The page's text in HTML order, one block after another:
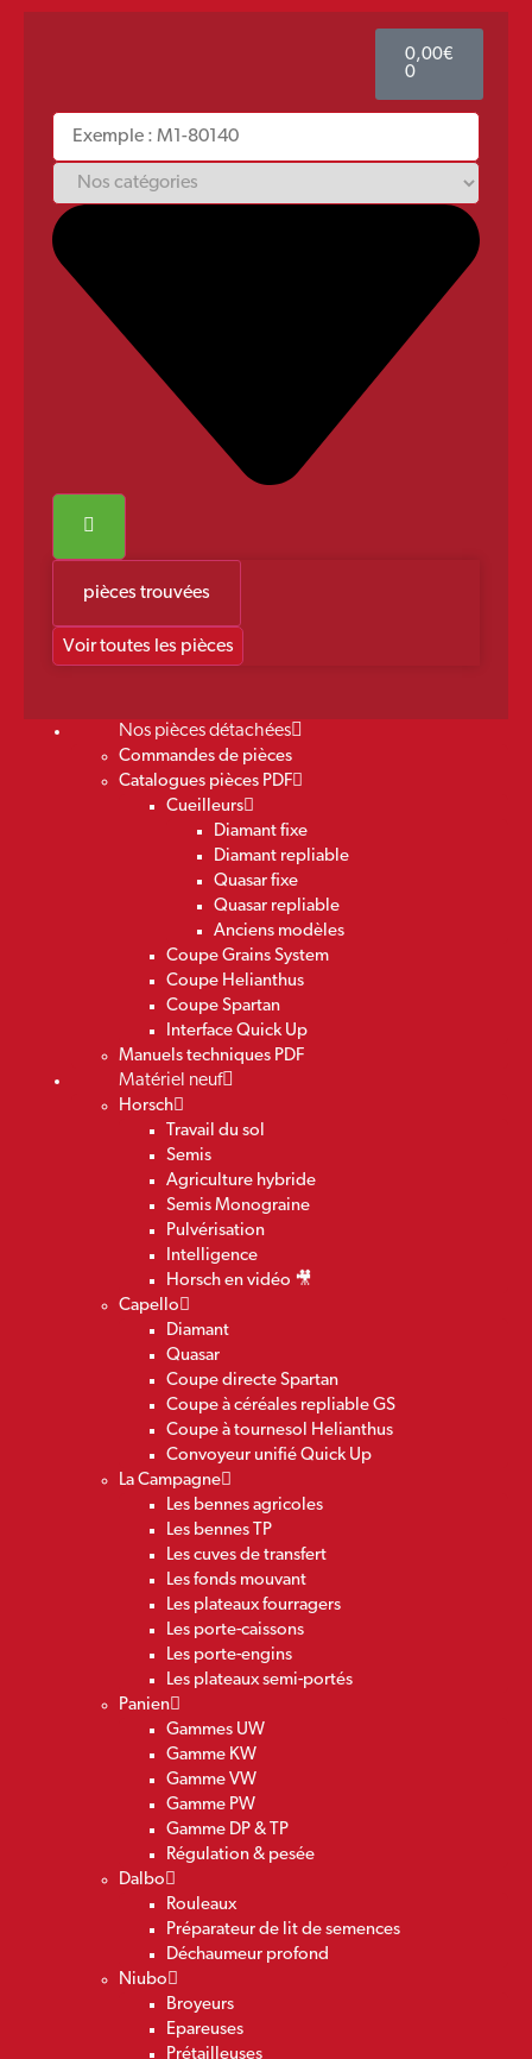
0,00€
0
pièces trouvées
Voir toutes les pièces
Nos pièces détachées
Commandes de pièces
Catalogues pièces PDF
Cueilleurs
Diamant fixe
Diamant repliable
Quasar fixe
Quasar repliable
Anciens modèles
Coupe Grains System
Coupe Helianthus
Coupe Spartan
Interface Quick Up
Manuels techniques PDF
Matériel neuf
Horsch
Travail du sol
Semis
Agriculture hybride
Semis Monograine
Pulvérisation
Intelligence
Horsch en vidéo 🎥
Capello
Diamant
Quasar
Coupe directe Spartan
Coupe à céréales repliable GS
Coupe à tournesol Helianthus
Convoyeur unifié Quick Up
La Campagne
Les bennes agricoles
Les bennes TP
Les cuves de transfert
Les fonds mouvant
Les plateaux fourragers
Les porte-caissons
Les porte-engins
Les plateaux semi-portés
Panien
Gammes UW
Gamme KW
Gamme VW
Gamme PW
Gamme DP & TP
Régulation & pesée
Dalbo
Rouleaux
Préparateur de lit de semences
Déchaumeur profond
Niubo
Broyeurs
Epareuses
Prétailleuses